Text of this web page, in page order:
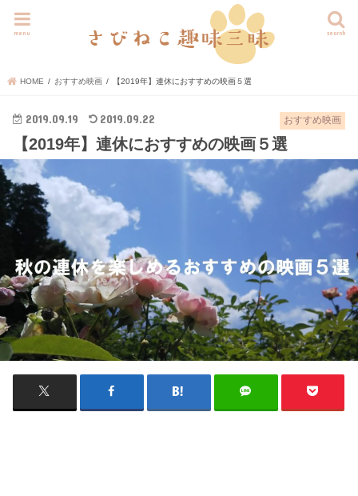
search
menu
HOME おすすめ映画 【2019年】連休におすすめの映画５選
おすすめ映画
2019.09.19 2019.09.22
【2019年】連休におすすめの映画５選